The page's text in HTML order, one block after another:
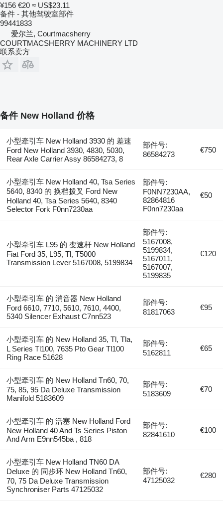
¥156 €20 ≈ US$23.11
备件 - 其他驾驶室部件
99441833
爱尔兰, Courtmacsherry
COURTMACSHERRY MACHINERY LTD
联系卖方
备件 New Holland 价格
小型牵引车 New Holland 3930 的 差速
Ford New Holland 3930, 4830, 5030,
Rear Axle Carrier Assy 86584273, 8
部件号:
86584273
€750
小型牵引车 New Holland 40, Tsa Series
5640, 8340 的 换档拨叉 Ford New
Holland 40, Tsa Series 5640, 8340
Selector Fork F0nn7230aa
部件号:
F0NN7230AA,
82864816
F0nn7230aa
€50
小型牵引车 L95 的 变速杆 New Holland
Fiat Ford 35, L95, Tl, T5000
Transmission Lever 5167008, 5199834
部件号:
5167008,
5199834,
5167011,
5167007,
5199835
€120
小型牵引车 的 消音器 New Holland
Ford 6610, 7710, 5610, 7610, 4400,
5340 Silencer Exhaust C7nn523
部件号:
81817063
€95
小型牵引车 的 New Holland 35, Tl, Tla,
L Series Tl100, 7635 Pto Gear Tl100
Ring Race 51628
部件号:
5162811
€65
小型牵引车 的 New Holland Tn60, 70,
75, 85, 95 Da Deluxe Transmission
Manifold 5183609
部件号:
5183609
€70
小型牵引车 的 活塞 New Holland Ford
New Holland 40 And Ts Series Piston
And Arm E9nn545ba , 818
部件号:
82841610
€100
小型牵引车 New Holland TN60 DA
Deluxe 的 同步环 New Holland Tn60,
70, 75 Da Deluxe Transmission
Synchroniser Parts 47125032
部件号:
47125032
€280